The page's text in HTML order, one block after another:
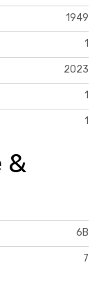
1949
1
2023
1
1
&
6B
7